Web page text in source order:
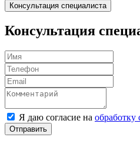
Консультация специалиста
Консультация
Я даю согласие на
Отправить